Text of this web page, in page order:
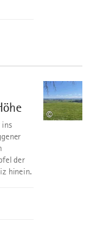
©
ins
der
hinein.